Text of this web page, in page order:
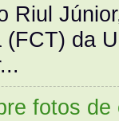
Riul
da
fotos de